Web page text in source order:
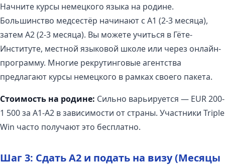
Начните курсы немецкого языка на родине.
Большинство медсестёр начинают с A1 (2-3 месяца),
затем A2 (2-3 месяца). Вы можете учиться в Гёте-
Институте, местной языковой школе или через онлайн-
программу. Многие рекрутинговые агентства
предлагают курсы немецкого в рамках своего пакета.
Стоимость на родине: Сильно варьируется — EUR 200-
1 500 за A1-A2 в зависимости от страны. Участники Triple
Win часто получают это бесплатно.
Шаг 3: Сдать A2 и подать на визу (Месяцы